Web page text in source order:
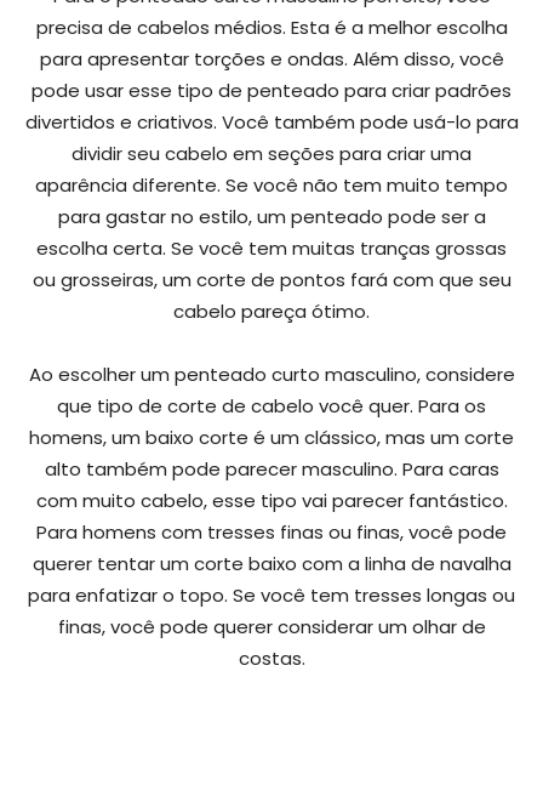
precisa de cabelos médios. Esta é a melhor escolha
para apresentar torções e ondas. Além disso, você
pode usar esse tipo de penteado para criar padrões
divertidos e criativos. Você também pode usá-lo para
dividir seu cabelo em seções para criar uma
aparência diferente. Se você não tem muito tempo
para gastar no estilo, um penteado pode ser a
escolha certa. Se você tem muitas tranças grossas
ou grosseiras, um corte de pontos fará com que seu
cabelo pareça ótimo.
Ao escolher um penteado curto masculino, considere
que tipo de corte de cabelo você quer. Para os
homens, um baixo corte é um clássico, mas um corte
alto também pode parecer masculino. Para caras
com muito cabelo, esse tipo vai parecer fantástico.
Para homens com tresses finas ou finas, você pode
querer tentar um corte baixo com a linha de navalha
para enfatizar o topo. Se você tem tresses longas ou
finas, você pode querer considerar um olhar de
costas.